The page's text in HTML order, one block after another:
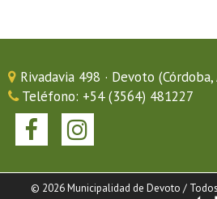
Rivadavia 498 · Devoto
Teléfono: +54 (3564) 481227
© 2026 Municipalidad de Devoto /